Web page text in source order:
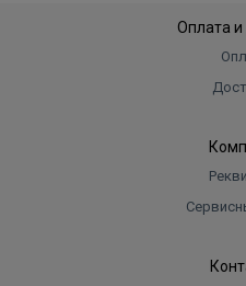
Оплата и